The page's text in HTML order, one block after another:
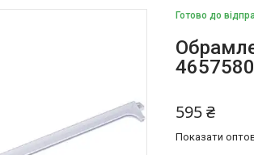
Готово до
595 ₴
Показати